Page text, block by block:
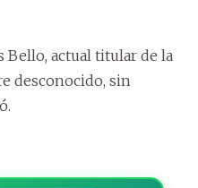
Bello, actual titular de la
desconocido, sin